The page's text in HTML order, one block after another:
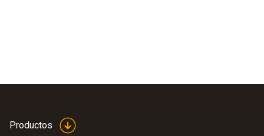
Productos